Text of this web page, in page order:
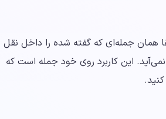
همان جمله‌ای که گفته شده را داخل نقل
این کاربرد روی خود جمله است که